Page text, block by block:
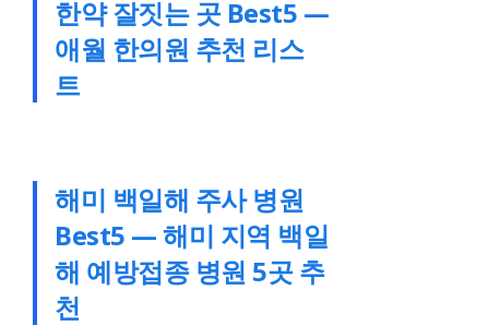
한약 잘짓는 곳 Best5 —
애월 한의원 추천 리스
트
해미 백일해 주사 병원
Best5 — 해미 지역 백일
해 예방접종 병원 5곳 추
천